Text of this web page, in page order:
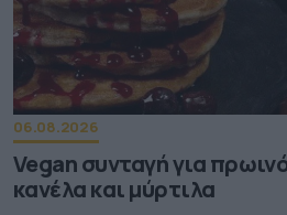
06.08.2026
Vegan συνταγή για
κανέλα και μύρτιλα